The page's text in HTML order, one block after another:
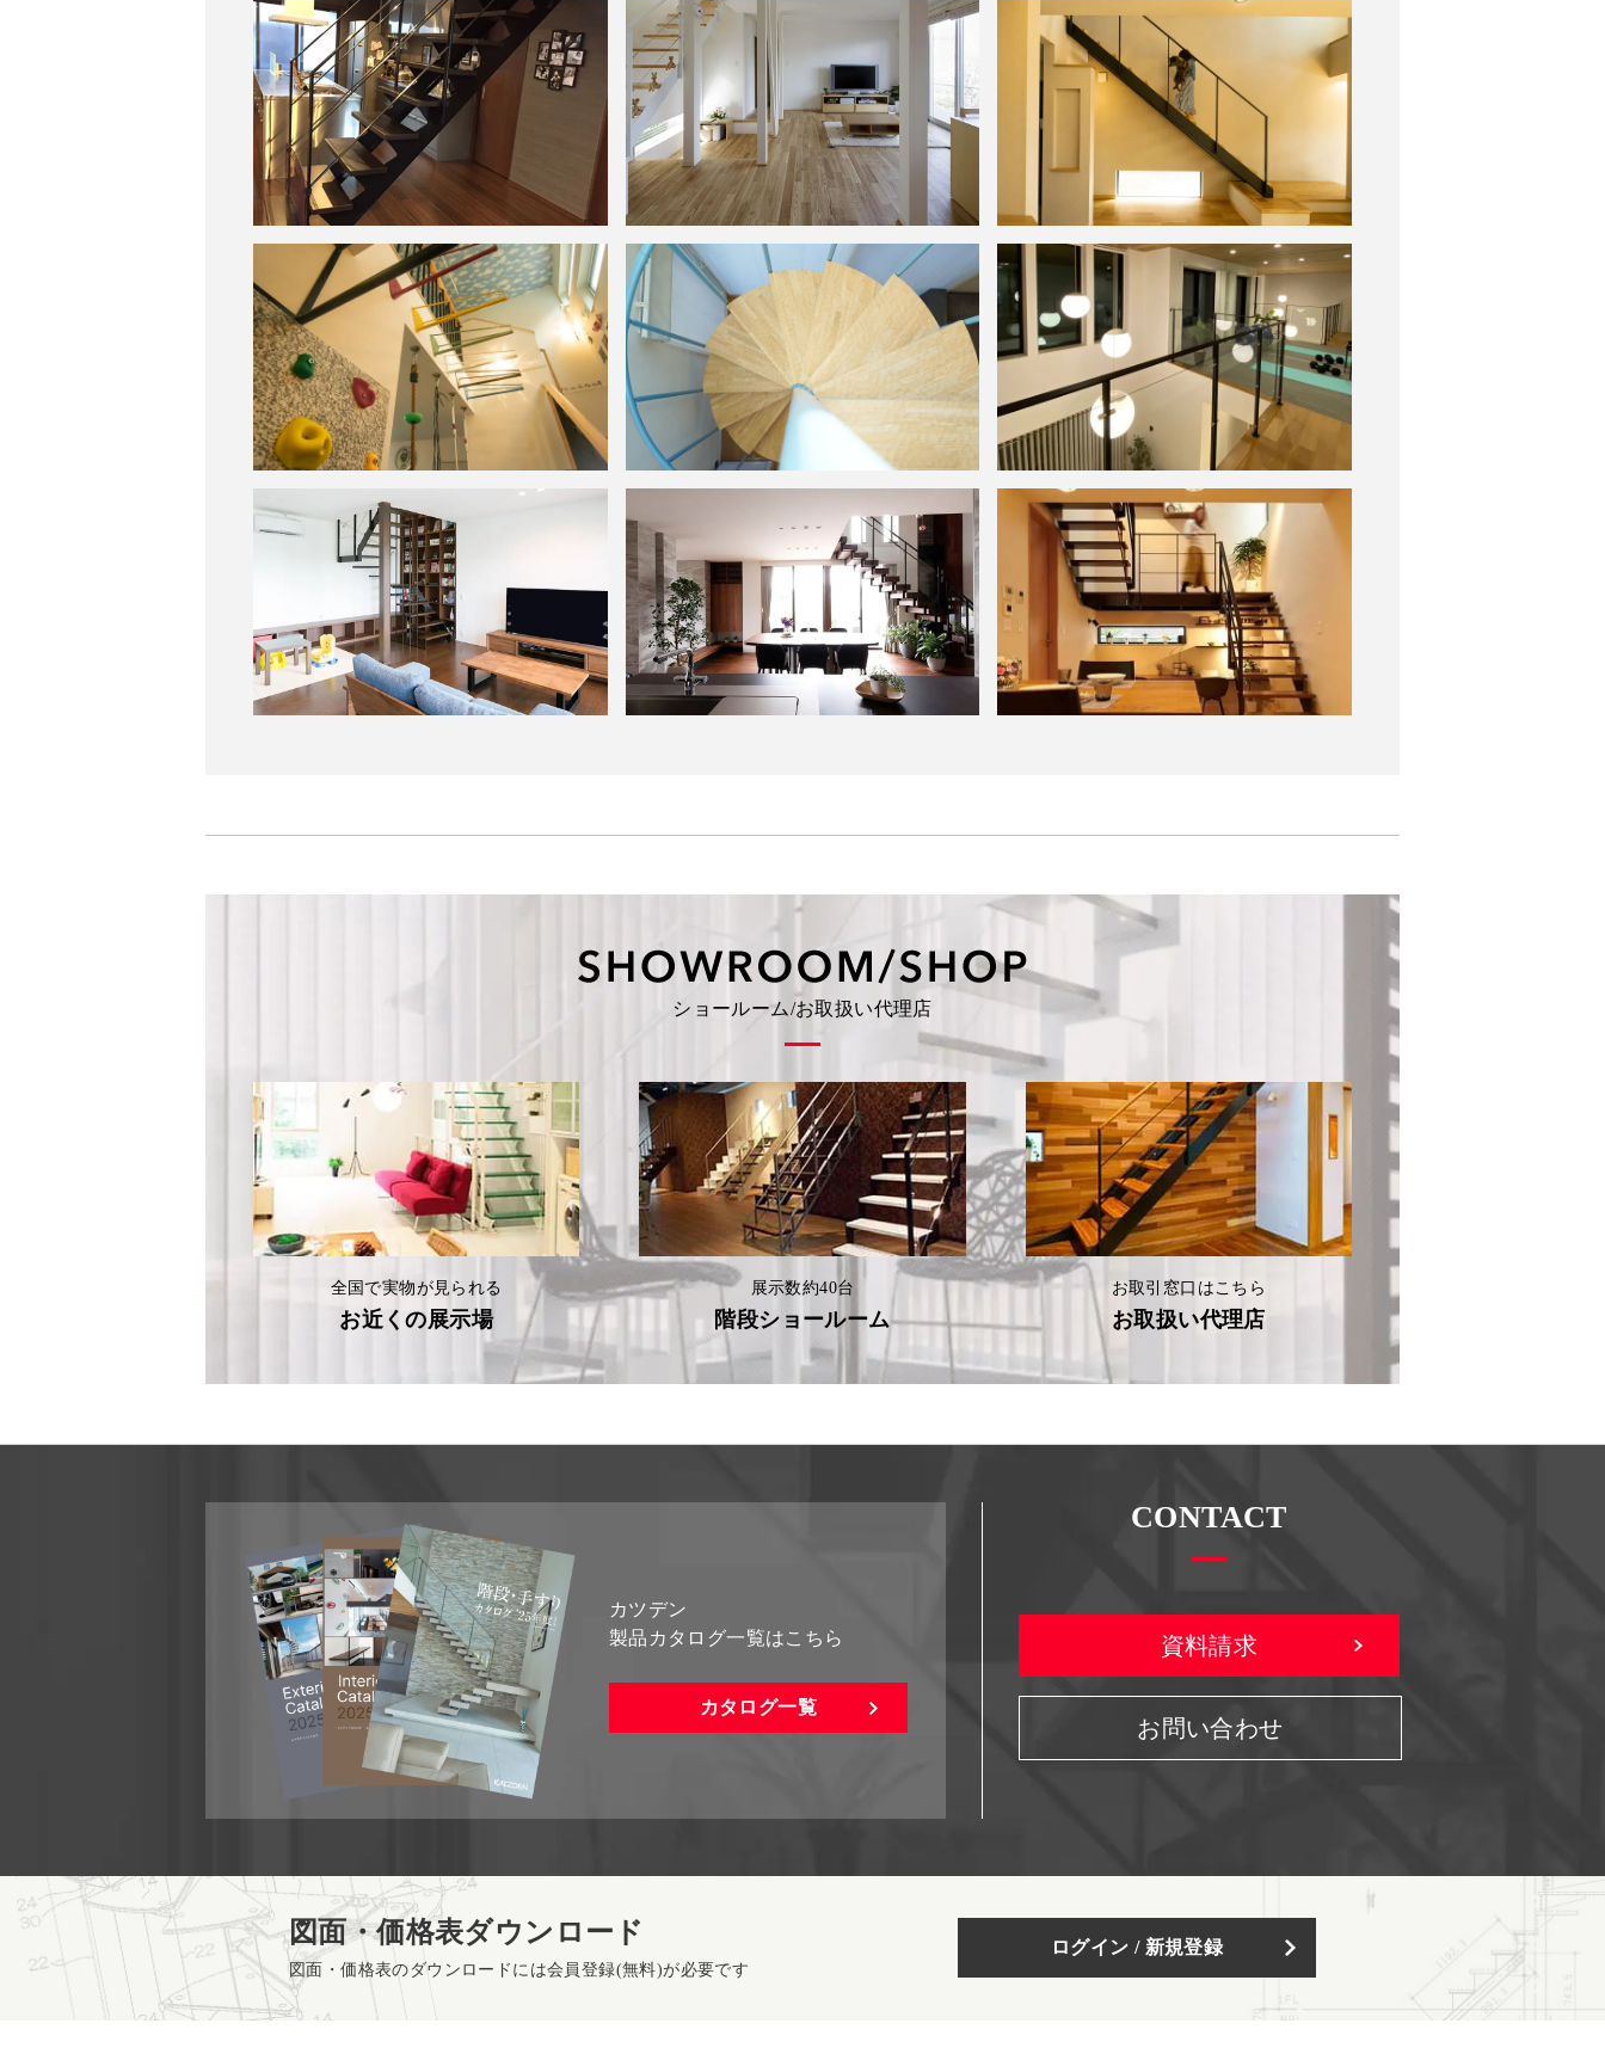
ショールーム/お取扱い代理店
全国で実物が見られる
お近くの展示場
展示数約40台
階段ショールーム
お取引窓口はこちら
お取扱い代理店
カツデン
製品カタログ一覧はこちら
カタログ一覧
CONTACT
資料請求
お問い合わせ
図面・価格表ダウンロード
図面・価格表のダウンロードには会員登録(無料)が必要です
ログイン / 新規登録